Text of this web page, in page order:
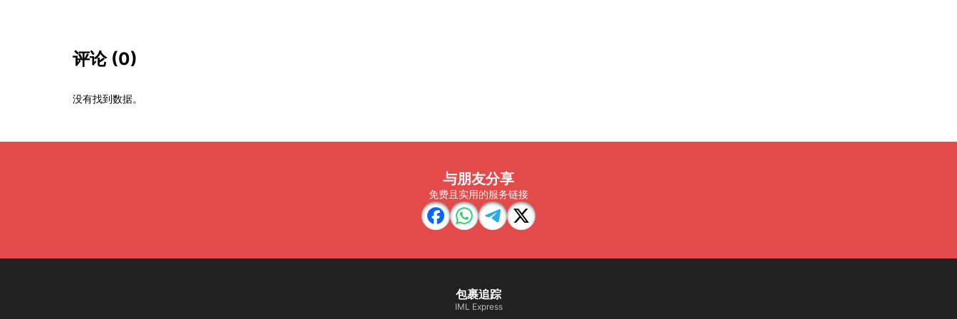
评论 (0)
没有找到数据。
与朋友分享
免费且实用的服务链接
包裹追踪
IML Express